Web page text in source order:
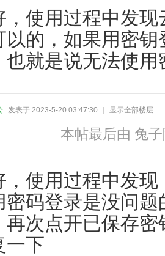
，使用过程中发
以的，如果用密
也就是说无法使
发表于 2023-5-20 03:47:30 显示全部楼层
本帖最后由 兔
，使用过程中发
密码登录是没问
再次点开已保存
一下